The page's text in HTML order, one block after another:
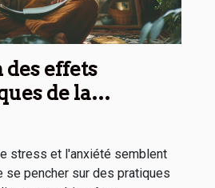
effets
de la
stress et l'anxiété semblent
se pencher sur des pratiques